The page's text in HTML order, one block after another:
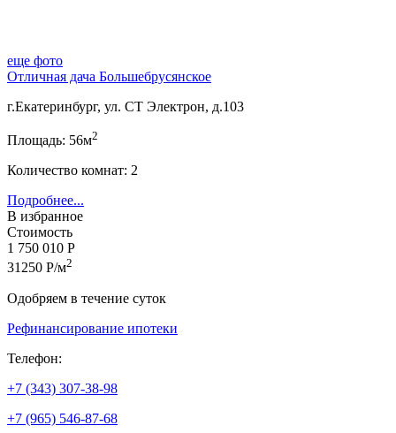
еще фото
Отличная дача Большебрусянское
г.Екатеринбург, ул. СТ Электрон, д.103
Площадь: 56м2
Количество комнат: 2
Подробнее...
В избранное
Стоимость
1 750 010 Р
31250 Р/м2
Одобряем в течение суток
Рефинансирование ипотеки
Телефон:
+7 (343) 307-38-98
+7 (965) 546-87-68